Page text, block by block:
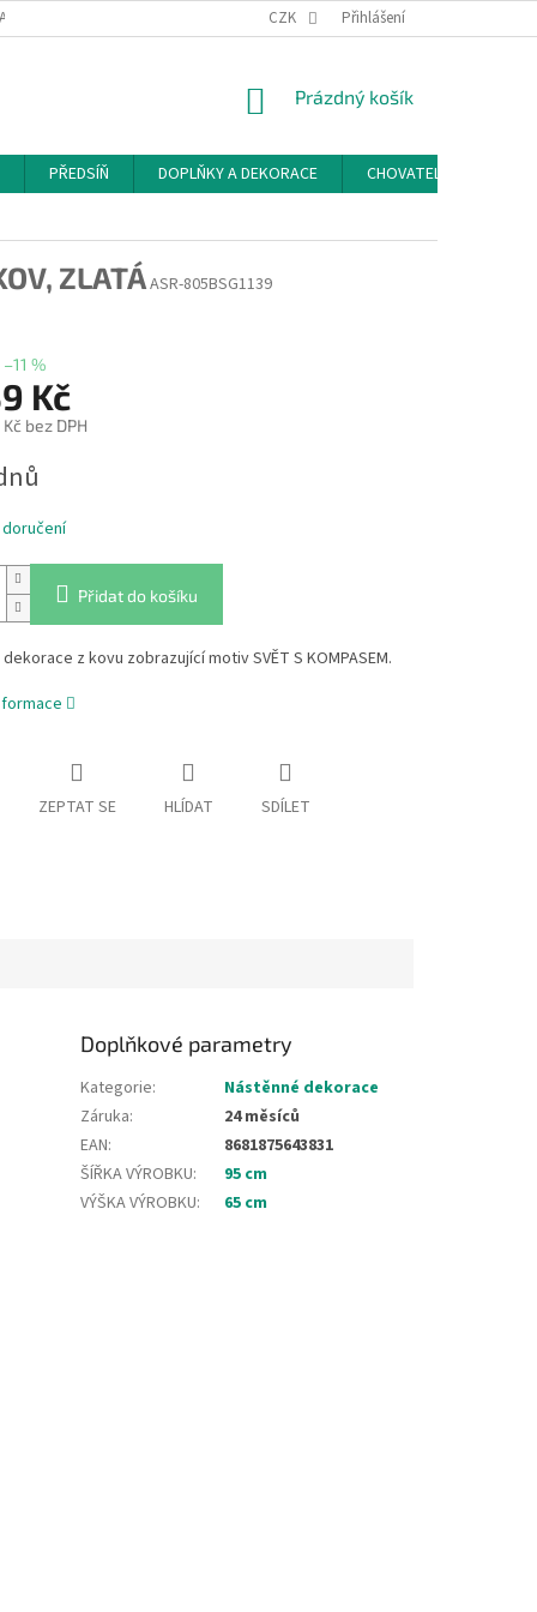
A ODSTOUPENÍ OD SMLOUVY PODMÍNKY OCHRANY OSOBNÍCH ÚDAJŮ
CZK Přihlášení
NÁKUPNÍ
Prázdný košík
PŘEDSÍŇ DOPLŇKY A DEKORACE CHOVATELSKÉ
ZLATÁASR-805BSG1139
–11 %
Kč
bez DPH
Přidat do košíku
z kovu zobrazující motiv SVĚT S KOMPASEM.
ZEPTAT SE HLÍDAT SDÍLET
Doplňkové parametry
Kategorie:
Nástěnné dekorace
Záruka:
24 měsíců
EAN:
8681875643831
ŠÍŘKA VÝROBKU:
95 cm
VÝŠKA VÝROBKU: 65 cm